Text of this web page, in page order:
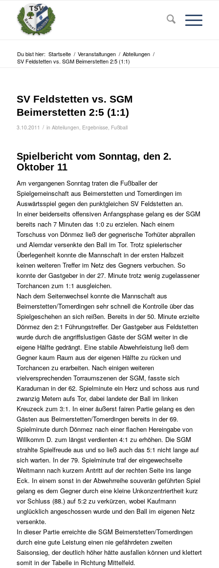
Du bist hier: Startseite / Veranstaltungen / Abteilungen /
SV Feldstetten vs. SGM Beimerstetten 2:5 (1:1)
SV Feldstetten vs. SGM
Beimerstetten 2:5 (1:1)
3.10.2011 / in Abteilungen, Ergebnisse, Fußball
Spielbericht vom Sonntag, den 2.
Oktober 11
Am vergangenen Sonntag traten die Fußballer der
Spielgemeinschaft aus Beimerstetten und Tomerdingen im
Auswärtsspiel gegen den punktgleichen SV Feldstetten an.
In einer beiderseits offensiven Anfangsphase gelang es der SGM
bereits nach 7 Minuten das 1:0 zu erzielen. Nach einem
Torschuss von Dönmez ließ der gegnerische Torhüter abprallen
und Alemdar versenkte den Ball im Tor. Trotz spielerischer
Überlegenheit konnte die Mannschaft in der ersten Halbzeit
keinen weiteren Treffer im Netz des Gegners verbuchen. So
konnte der Gastgeber in der 27. Minute trotz wenig zugelassener
Torchancen zum 1:1 ausgleichen.
Nach dem Seitenwechsel konnte die Mannschaft aus
Beimerstetten/Tomerdingen sehr schnell die Kontrolle über das
Spielgeschehen an sich reißen. Bereits in der 50. Minute erzielte
Dönmez den 2:1 Führungstreffer. Der Gastgeber aus Feldstetten
wurde durch die angriffslustigen Gäste der SGM weiter in die
eigene Hälfte gedrängt. Eine stabile Abwehrleistung ließ dem
Gegner kaum Raum aus der eigenen Hälfte zu rücken und
Torchancen zu erarbeiten. Nach einigen weiteren
vielversprechenden Torraumszenen der SGM, fasste sich
Karaduman in der 62. Spielminute ein Herz und schoss aus rund
zwanzig Metern aufs Tor, dabei landete der Ball im linken
Kreuzeck zum 3:1. In einer äußerst fairen Partie gelang es den
Gästen aus Beimerstetten/Tomerdingen bereits in der 69.
Spielminute durch Dönmez nach einer flachen Hereingabe von
Willkomm D. zum längst verdienten 4:1 zu erhöhen. Die SGM
strahlte Spielfreude aus und so ließ auch das 5:1 nicht lange auf
sich warten. In der 79. Spielminute traf der eingewechselte
Weitmann nach kurzem Antritt auf der rechten Seite ins lange
Eck. In einem sonst in der Abwehrreihe souverän geführten Spiel
gelang es dem Gegner durch eine kleine Unkonzentriertheit kurz
vor Schluss (88.) auf 5:2 zu verkürzen, wobei Kaufmann
unglücklich angeschossen wurde und den Ball im eigenen Netz
versenkte.
In dieser Partie erreichte die SGM Beimerstetten/Tomerdingen
durch eine gute Leistung einen nie gefährdeten zweiten
Saisonsieg, der deutlich höher hätte ausfallen können und klettert
somit in der Tabelle in Richtung Mittelfeld.